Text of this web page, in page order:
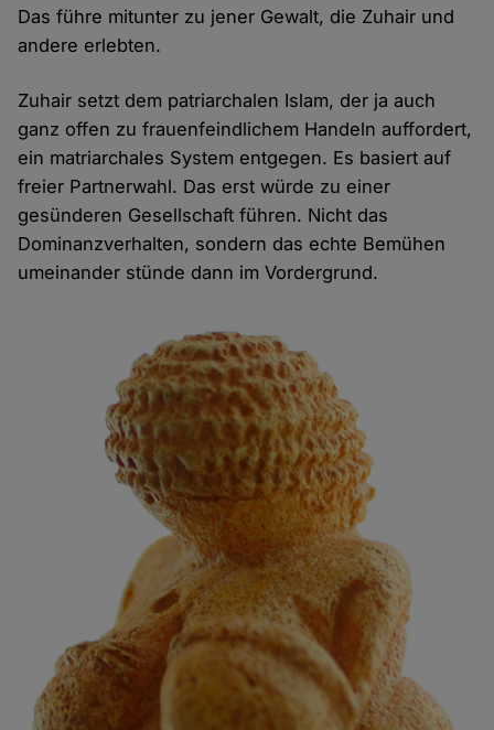
Das führe mitunter zu jener Gewalt, die Zuhair und
andere erlebten.
Zuhair setzt dem patriarchalen Islam, der ja auch
ganz offen zu frauenfeindlichem Handeln auffordert,
ein matriarchales System entgegen. Es basiert auf
freier Partnerwahl. Das erst würde zu einer
gesünderen Gesellschaft führen. Nicht das
Dominanzverhalten, sondern das echte Bemühen
umeinander stünde dann im Vordergrund.